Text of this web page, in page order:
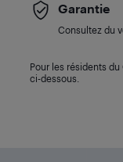
Garantie
Consultez du
Pour les résidents
ci-dessous.